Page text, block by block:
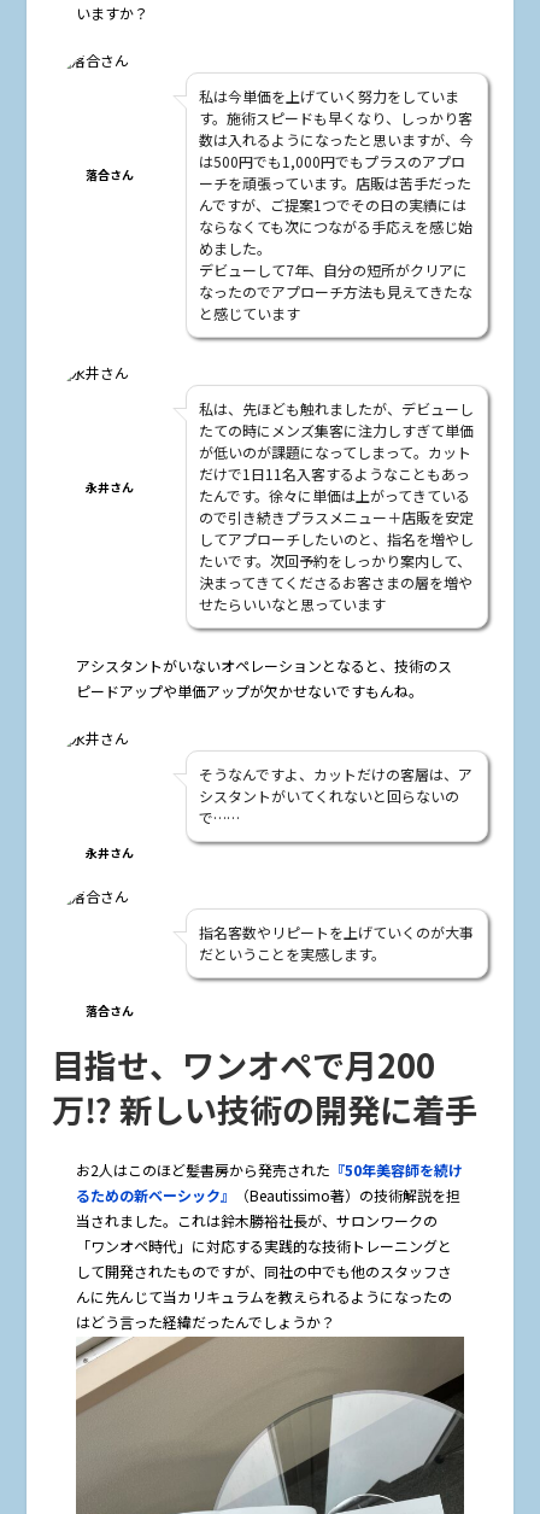
いますか？
落合さん
私は今単価を上げていく努力をしていま
す。施術スピードも早くなり、しっかり客
数は入れるようになったと思いますが、今
は500円でも1,000円でもプラスのアプロ
ーチを頑張っています。店販は苦手だった
んですが、ご提案1つでその日の実績には
ならなくても次につながる手応えを感じ始
めました。
デビューして7年、自分の短所がクリアに
なったのでアプローチ方法も見えてきたな
と感じています
永井さん
私は、先ほども触れましたが、デビューし
たての時にメンズ集客に注力しすぎて単価
が低いのが課題になってしまって。カット
だけで1日11名入客するようなこともあっ
たんです。徐々に単価は上がってきている
ので引き続きプラスメニュー＋店販を安定
してアプローチしたいのと、指名を増やし
たいです。次回予約をしっかり案内して、
決まってきてくださるお客さまの層を増や
せたらいいなと思っています
――アシスタントがいないオペレーションとなると、技術のス
ピードアップや単価アップが欠かせないですもんね。
永井さん
そうなんですよ、カットだけの客層は、ア
シスタントがいてくれないと回らないの
で……
落合さん
指名客数やリピートを上げていくのが大事
だということを実感します。
目指せ、ワンオペで月200
万⁉︎ 新しい技術の開発に着手
――お2人はこのほど髪書房から発売された 『50年美容師を続け
るための新ベーシック』
（Beautissimo著）の技術解説を担
当されました。これは鈴木勝裕社長が、サロンワークの
「ワンオペ時代」に対応する実践的な技術トレーニングと
して開発されたものですが、同社の中でも他のスタッフさ
んに先んじて当カリキュラムを教えられるようになったの
はどう言った経緯だったんでしょうか？